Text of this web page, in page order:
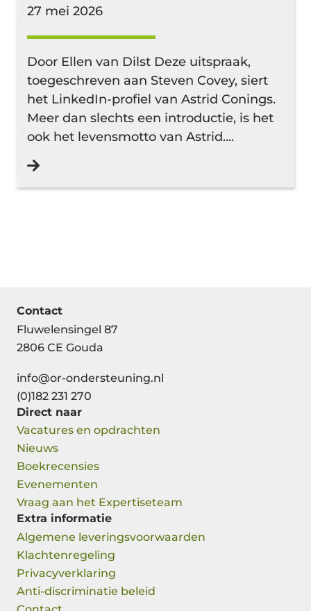
27 mei 2026
Door Ellen van Dilst Deze uitspraak,
toegeschreven aan Steven Covey, siert
het LinkedIn-profiel van Astrid Conings.
Meer dan slechts een introductie, is het
ook het levensmotto van Astrid....
Lees verder
Contact
Fluwelensingel 87
2806 CE Gouda
info@or-ondersteuning.nl
(0)182 231 270
Direct naar
Vacatures en opdrachten
Nieuws
Boekrecensies
Evenementen
Vraag aan het Expertiseteam
Extra informatie
Algemene leveringsvoorwaarden
Klachtenregeling
Privacyverklaring
Anti-discriminatie beleid